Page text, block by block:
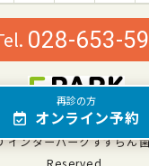
028-653-
ンターパークすずらん
Reserved.
再診の方
オンライン予約